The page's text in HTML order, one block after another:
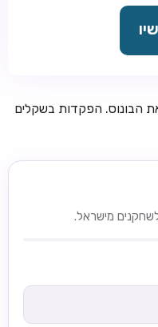
הבונוס. הפקדות בשקלים